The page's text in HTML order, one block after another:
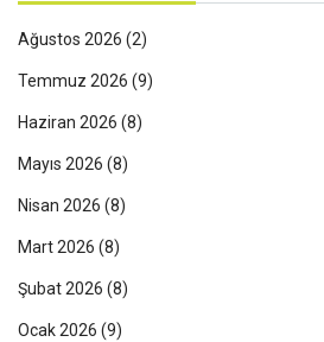
Ağustos 2026 (2)
Temmuz 2026 (9)
Haziran 2026 (8)
Mayıs 2026 (8)
Nisan 2026 (8)
Mart 2026 (8)
Şubat 2026 (8)
Ocak 2026 (9)